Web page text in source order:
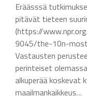
Eräässsä
pitävät tieteen
(https://
9045/the-10n-
Vastausten
perinteiset
alkuperää koskevat
maailmankaikkeus…